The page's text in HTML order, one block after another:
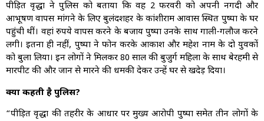
पीड़ित वृद्धा ने पुलिस को बताया कि वह 2 फरवरी को अपनी नगदी और
आभूषण वापस मांगने के लिए बुलंदशहर के कांशीराम आवास स्थित पुष्पा के घर
पहुंची थीं। वहां रुपये वापस करने के बजाय पुष्पा उनके साथ गाली-गलौज करने
लगी। इतना ही नहीं, पुष्पा ने फोन करके आकाश और महेश नाम के दो युवकों
को बुला लिया। इन लोगों ने मिलकर 80 साल की बुजुर्ग महिला के साथ बेरहमी से
मारपीट की और जान से मारने की धमकी देकर उन्हें घर से खदेड़ दिया।
क्या कहती है पुलिस?
“पीड़ित वृद्धा की तहरीर के आधार पर मुख्य आरोपी पुष्पा समेत तीन लोगों के